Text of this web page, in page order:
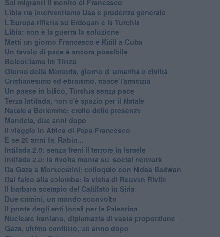
Sui migranti il monito di Francesco
Libia tra interventismo Usa e prudenza generale
L'Europa rifletta su Erdogan e la Turchia
Libia: non è la guerra la soluzione
Metti un giorno Francesco e Kirill a Cuba
Un tavolo di pace è ancora possibile
Boicottiamo Im Tirtzu
Giorno della Memoria, giorno di umanità e civiltà
Cristianesimo ed ebraismo, nasce l'amicizia
Un paese in bilico, Turchia senza pace
Terza Intifada, non c'è spazio per il Natale
Natale a Betlemme: crollo delle presenze
Mandela, due anni dopo
Il viaggio in Africa di Papa Francesco
E se 20 anni fa, Rabin...
Intifada 2.0: senza freni il terrore in Israele
Intifada 2.0: la rivolta monta sui social network
Da Gaza a Montecatini: colloquio con Nidaa Badwan
Dal falco alla colomba: la visita di Reuven Rivlin
Il barbaro scempio del Califfato in Siria
Due crimini, un mondo sconvolto
Il ponte degli enti locali per la Palestina
Nucleare iraniano, diplomazia di vasta proporzione
Gaza, ultimo conflitto, un anno dopo